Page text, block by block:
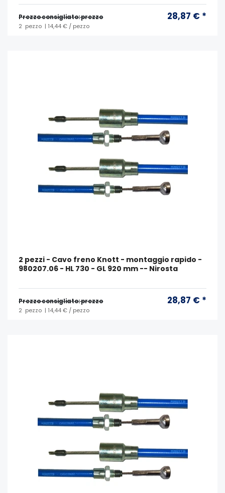
Prezzo consigliato: prezzo 28,87 € *
2 pezzo | 14,44 € / pezzo
2 pezzi - Cavo freno Knott - montaggio rapido -
980207.06 - HL 730 - GL 920 mm -- Nirosta
Prezzo consigliato: prezzo 28,87 € *
2 pezzo | 14,44 € / pezzo